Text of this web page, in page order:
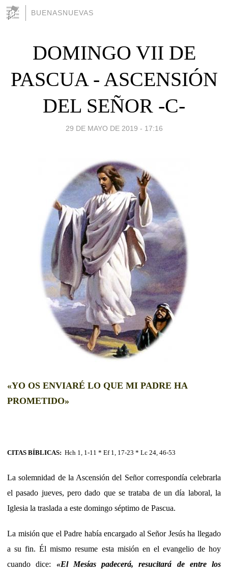
BUENASNUEVAS
DOMINGO VII DE
PASCUA - ASCENSIÓN
DEL SEÑOR -C-
29 DE MAYO DE 2019 - 17:16
«YO OS ENVIARÉ LO QUE MI PADRE HA
PROMETIDO»
CITAS BÍBLICAS: Hch 1, 1-11 * Ef 1, 17-23 * Lc 24, 46-53
La solemnidad de la Ascensión del Señor correspondía celebrarla
el pasado jueves, pero dado que se trataba de un día laboral, la
Iglesia la traslada a este domingo séptimo de Pascua.
La misión que el Padre había encargado al Señor Jesús ha llegado
a su fin. Él mismo resume esta misión en el evangelio de hoy
cuando dice: «El Mesías padecerá, resucitará de entre los